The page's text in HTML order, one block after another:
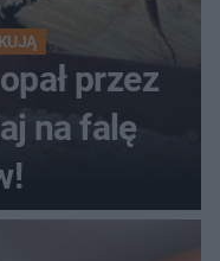
przez
na falę